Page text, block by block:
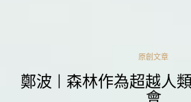
原創文章
鄭波 | 森林作為超越人
會